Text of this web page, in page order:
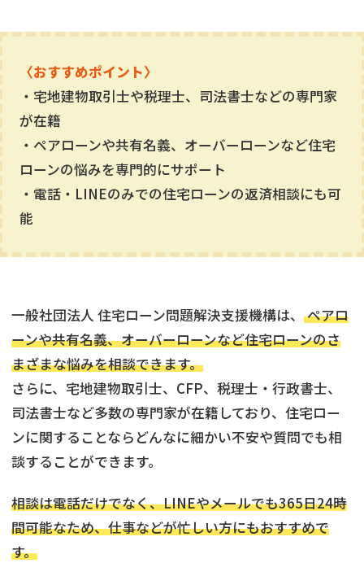
〈おすすめポイント〉
・宅地建物取引士や税理士、司法書士などの専門家
が在籍
・ペアローンや共有名義、オーバーローンなど住宅
ローンの悩みを専門的にサポート
・電話・LINEのみでの住宅ローンの返済相談にも可
能
一般社団法人 住宅ローン問題解決支援機構は、 ペアロ
ーンや共有名義、オーバーローンなど住宅ローンのさ
まざまな悩みを相談できます。
さらに、宅地建物取引士、CFP、税理士・行政書士、
司法書士など多数の専門家が在籍しており、住宅ロー
ンに関することならどんなに細かい不安や質問でも相
談することができます。
相談は電話だけでなく、LINEやメールでも365日24時
間可能なため、仕事などが忙しい方にもおすすめで
す。